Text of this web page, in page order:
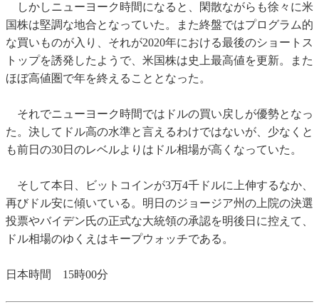
しかしニューヨーク時間になると、閑散ながらも徐々に米
国株は堅調な地合となっていた。また終盤ではプログラム的
な買いものが入り、それが2020年における最後のショートス
トップを誘発したようで、米国株は史上最高値を更新。また
ほぼ高値圏で年を終えることとなった。
それでニューヨーク時間ではドルの買い戻しが優勢となっ
た。決してドル高の水準と言えるわけではないが、少なくと
も前日の30日のレベルよりはドル相場が高くなっていた。
そして本日、ビットコインが3万4千ドルに上伸するなか、
再びドル安に傾いている。明日のジョージア州の上院の決選
投票やバイデン氏の正式な大統領の承認を明後日に控えて、
ドル相場のゆくえはキープウォッチである。
日本時間 15時00分